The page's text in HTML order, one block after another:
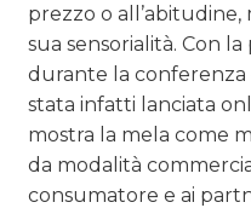
prezzo o all’abitudine,
sua sensorialità. Con
durante la conferenza
stata infatti lanciata
mostra la mela come
da modalità
consumatore e ai